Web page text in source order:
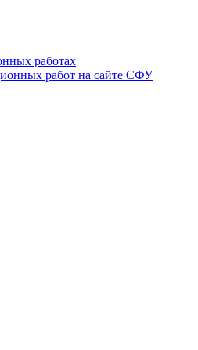
работах
работ на сайте СФУ